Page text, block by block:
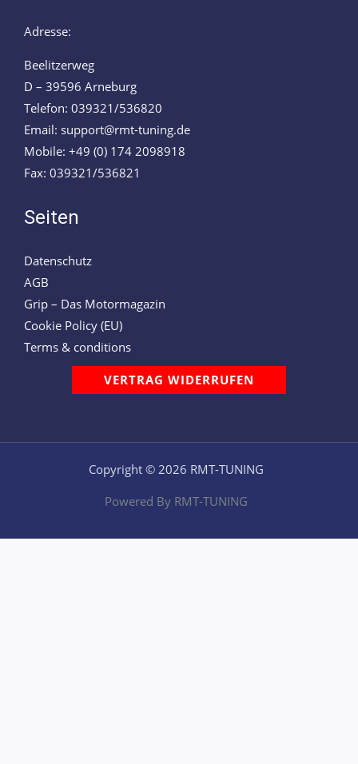
Adresse:
Beelitzerweg
D – 39596 Arneburg
Telefon: 039321/536820
Email: support@rmt-tuning.de
Mobile: +49 (0) 174 2098918
Fax: 039321/536821
Seiten
Datenschutz
AGB
Grip – Das Motormagazin
Cookie Policy (EU)
Terms & conditions
VERTRAG WIDERRUFEN
Copyright © 2026 RMT-TUNING
Powered By RMT-TUNING